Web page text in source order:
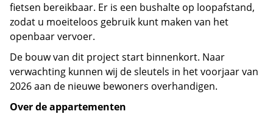
fietsen bereikbaar. Er is een bushalte op loopafstand,
zodat u moeiteloos gebruik kunt maken van het
openbaar vervoer.
De bouw van dit project start binnenkort. Naar
verwachting kunnen wij de sleutels in het voorjaar van
2026 aan de nieuwe bewoners overhandigen.
Over de appartementen